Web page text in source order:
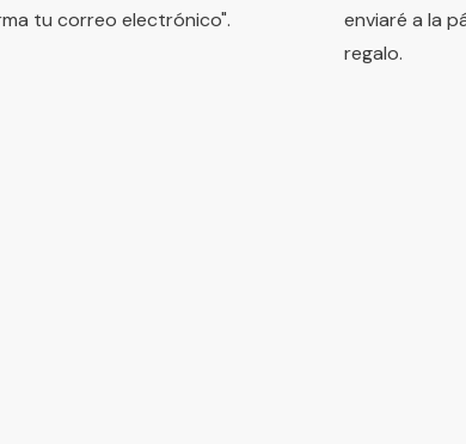
tu correo electrónico".
enviaré a la
regalo.